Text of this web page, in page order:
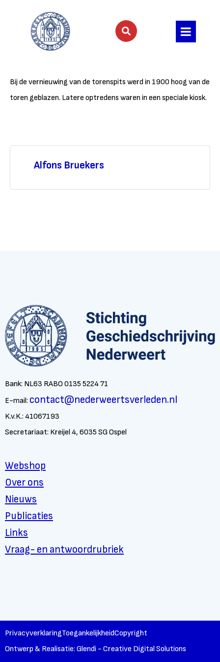
Bij de vernieuwing van de torenspits werd in 1900 hoog van de
toren geblazen. Latere optredens waren in een speciale kiosk.
Alfons Bruekers
Bank: NL63 RABO 0135 5224 71
E-mail: contact@nederweertsverleden.nl
K.v.K.: 41067193
Secretariaat: Kreijel 4, 6035 SG Ospel
Webshop
Over ons
Nieuws
Publicaties
Links
Vraag- en antwoordrubriek
PrivacyverklaringToegankelijkheidCopyright
Ontwerp & Realisatie: Glendi - Creative Digital Solutions